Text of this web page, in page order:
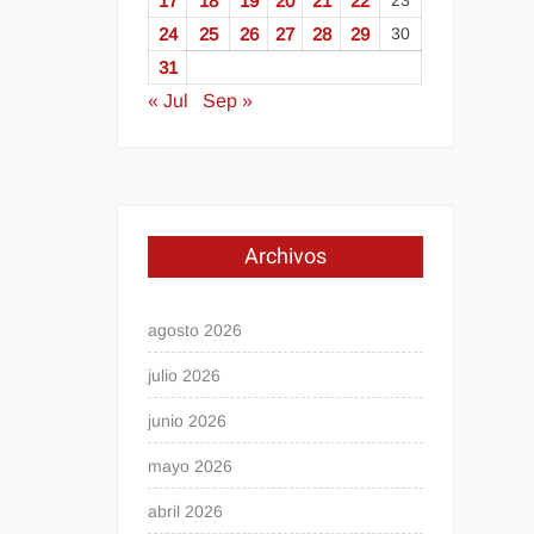
24 25 26 27 28 29 30
31
« Jul
Sep »
Archivos
agosto 2026
julio 2026
junio 2026
mayo 2026
abril 2026